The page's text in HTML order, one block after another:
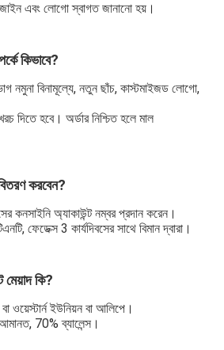
এবং লোগো স্বাগত জানানো হয়।
কিভাবে?
নমুনা বিনামূল্যে, নতুন ছাঁচ, কাস্টমাইজড লোগো,
দিতে হবে। অর্ডার নিশ্চিত হলে মাল
করবেন?
কনসাইনি অ্যাকাউন্ট নম্বর প্রদান করেন।
ফেডেক্স 3 কার্যদিবসের সাথে বিমান দ্বারা।
কি?
ওয়েস্টার্ন ইউনিয়ন বা আলিপে।
70% ব্যালেন্স।